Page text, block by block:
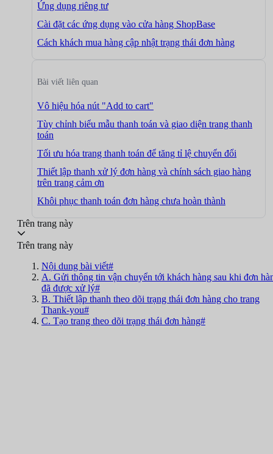
Ứng dụng riêng tư
Cài đặt các ứng dụng vào cửa hàng ShopBase
Cách khách mua hàng cập nhật trạng thái đơn hàng
Bài viết liên quan
Vô hiệu hóa nút "Add to cart"
Tùy chỉnh biểu mẫu thanh toán và giao diện trang thanh
toán
Tối ưu hóa trang thanh toán để tăng tỉ lệ chuyển đổi
Thiết lập thanh xử lý đơn hàng và chính sách giao hàng
trên trang cảm ơn
Khôi phục thanh toán đơn hàng chưa hoàn thành
Trên trang này
Trên trang này
Nội dung bài viết#
A. Gửi thông tin vận chuyển tới khách hàng sau khi đơn
đã được xử lý#
B. Thiết lập thanh theo dõi trạng thái đơn hàng cho trang
Thank-you#
C. Tạo trang theo dõi trạng thái đơn hàng#